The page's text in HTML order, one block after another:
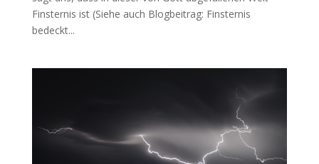
Finsternis ist (Siehe auch Blogbeitrag: Finsternis
bedeckt...